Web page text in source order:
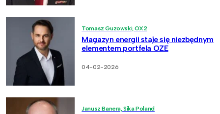
Tomasz Guzowski, OX2
Magazyn energii staje się niezbędnym
elementem portfela OZE
04-02-2026
Janusz Banera, Sika Poland